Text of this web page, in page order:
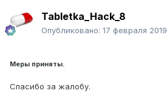
Tabletka_Hack_8
Опубликовано: 17 февраля 2019
Меры приняты.
Спасибо за жалобу.